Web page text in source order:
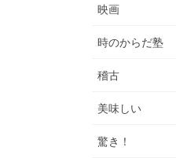
映画
時のからだ塾
稽古
美味しい
驚き！